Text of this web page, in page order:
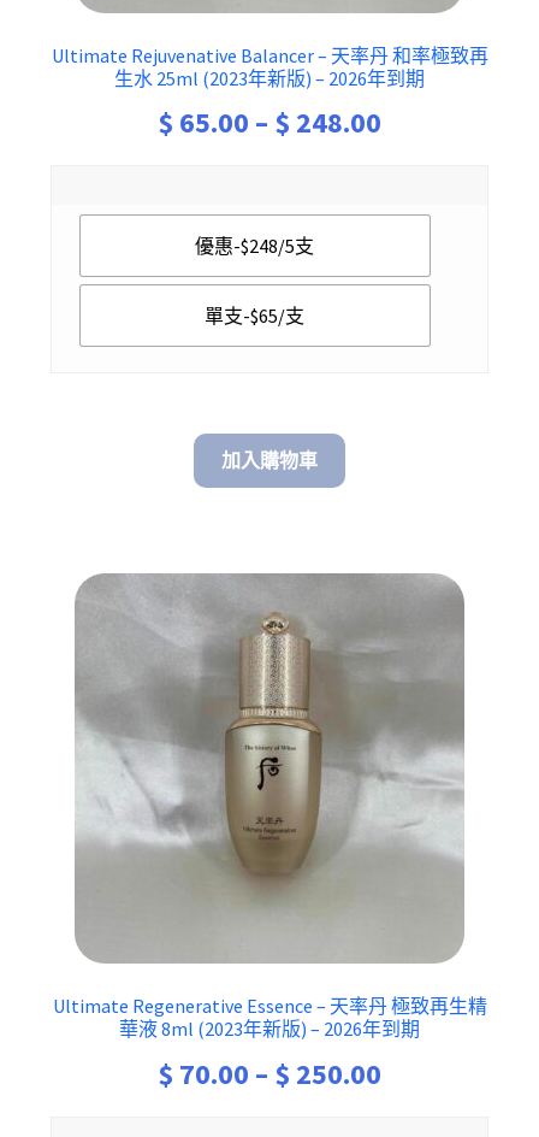
Ultimate Rejuvenative Balancer – 天率丹 和率極致再
生水 25ml (2023年新版) – 2026年到期
$ 65.00 – $ 248.00
$ 65.00
優惠-$248/5支
單支-$65/支
加入購物車
Ultimate Regenerative Essence – 天率丹 極致再生精
華液 8ml (2023年新版) – 2026年到期
$ 70.00 – $ 250.00